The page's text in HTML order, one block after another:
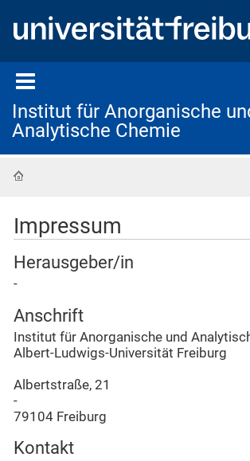
Institut für Anorganische
Analytische Chemie
Impressum
Herausgeber/in
-
Anschrift
Institut für Anorganische und
Albert-Ludwigs-Universität Freiburg
Albertstraße, 21
-
79104 Freiburg
Kontakt